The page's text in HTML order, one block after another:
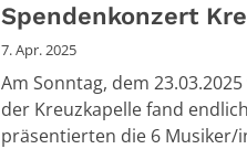
Spendenkonzert
7. Apr. 2025
Am Sonntag, dem
der Kreuzkapelle fand
präsentierten die 6 Musiker/